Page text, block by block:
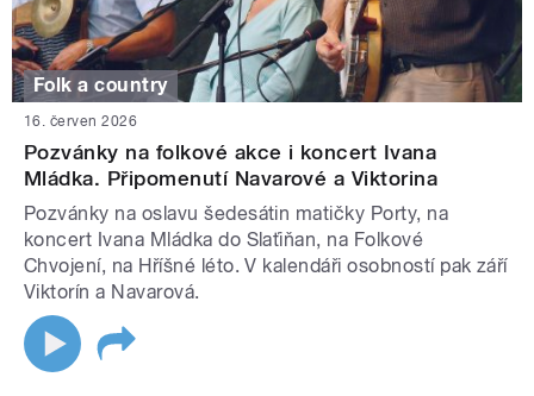
Folk a country
16. červen 2026
Pozvánky na folkové akce i koncert Ivana
Mládka. Připomenutí Navarové a Viktorina
Pozvánky na oslavu šedesátin matičky Porty, na
koncert Ivana Mládka do Slaťiňan, na Folkové
Chvojení, na Hříšné léto. V kalendáři osobností pak září
Viktorín a Navarová.